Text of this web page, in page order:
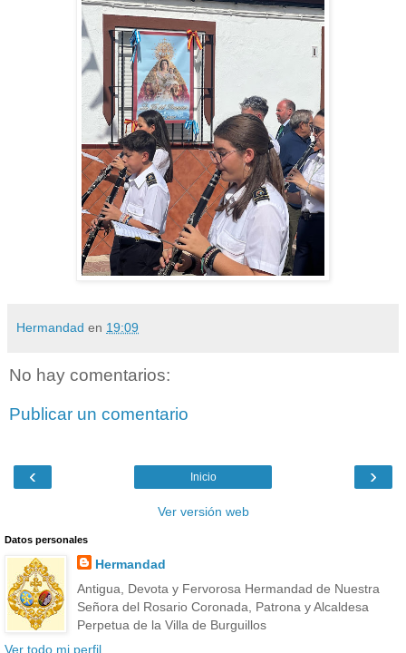
Hermandad en 19:09
No hay comentarios:
Publicar un comentario
‹ ›
Inicio
Ver versión web
Datos personales
Hermandad
Antigua, Devota y Fervorosa Hermandad de Nuestra
Señora del Rosario Coronada, Patrona y Alcaldesa
Perpetua de la Villa de Burguillos
Ver todo mi perfil